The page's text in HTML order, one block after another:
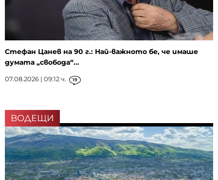
Стефан Цанев на 90 г.: Най-важното бе, че имаше
думата „свобода“...
07.08.2026 | 09:12 ч. 19
ВОДЕЩИ